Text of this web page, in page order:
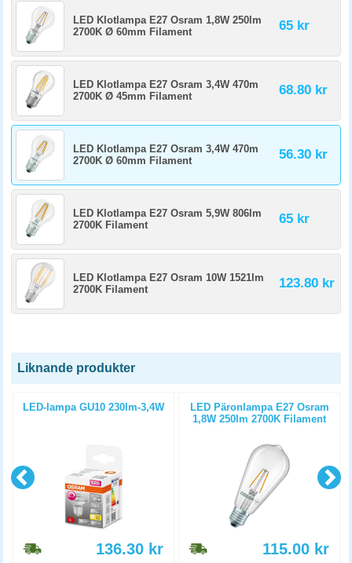
LED Klotlampa E27 Osram 1,8W 250lm
2700K Ø 60mm Filament
65 kr
LED Klotlampa E27 Osram 3,4W 470m
2700K Ø 45mm Filament
68.80 kr
LED Klotlampa E27 Osram 3,4W 470m
2700K Ø 60mm Filament
56.30 kr
LED Klotlampa E27 Osram 5,9W 806lm
2700K Filament
65 kr
LED Klotlampa E27 Osram 10W 1521lm
2700K Filament
123.80 kr
Liknande produkter
LED-lampa GU10 230lm-3,4W
136.30 kr
LED Päronlampa E27 Osram
1,8W 250lm 2700K Filament
115.00 kr